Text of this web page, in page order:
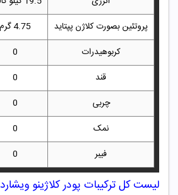
پروتئین بصورت کلاژن پپتاید
4.75 گرم
کربوهیدرات
0
قند
0
چربی
0
نمک
0
فیبر
0
لیست کل ترکیبات پودر کلاژینو ویشارد